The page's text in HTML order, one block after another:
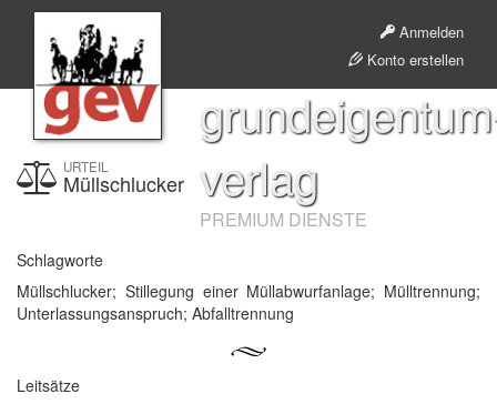
Anmelden
Konto erstellen
verlag
PREMIUM DIENSTE
URTEIL
Müllschlucker
Schlagworte
Müllschlucker; Stillegung einer Müllabwurfanlage; Mülltrennung;
Unterlassungsanspruch; Abfalltrennung
Leitsätze